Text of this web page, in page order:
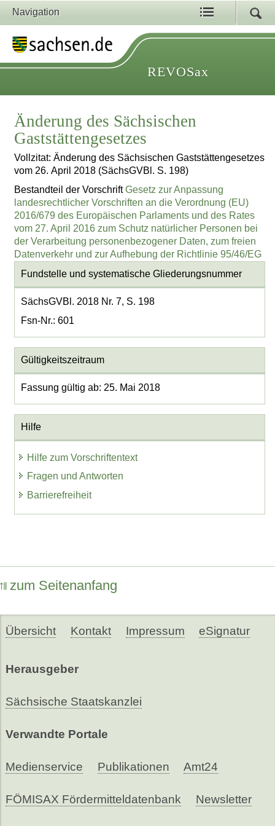
Navigation
REVOSax
Änderung des Sächsischen
Gaststättengesetzes
Vollzitat: Änderung des Sächsischen Gaststättengesetzes
vom 26. April 2018 (SächsGVBl. S. 198)
Bestandteil der VorschriftGesetz zur Anpassung
landesrechtlicher Vorschriften an die Verordnung (EU)
2016/679 des Europäischen Parlaments und des Rates
vom 27. April 2016 zum Schutz natürlicher Personen bei
der Verarbeitung personenbezogener Daten, zum freien
Datenverkehr und zur Aufhebung der Richtlinie 95/46/EG
Fundstelle und systematische Gliederungsnummer
SächsGVBl. 2018 Nr. 7, S. 198
Fsn-Nr.: 601
Gültigkeitszeitraum
Fassung gültig ab: 25. Mai 2018
Hilfe
Hilfe zum Vorschriftentext
Fragen und Antworten
Barrierefreiheit
zum Seitenanfang
Übersicht Kontakt Impressum eSignatur
Herausgeber
Sächsische Staatskanzlei
Verwandte Portale
Medienservice Publikationen Amt24
FÖMISAX Fördermitteldatenbank Newsletter